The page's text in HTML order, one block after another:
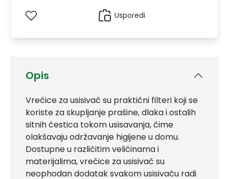
Opis
Vrećice za usisivač su praktični filteri koji se
koriste za skupljanje prašine, dlaka i ostalih
sitnih čestica tokom usisavanja, čime
olakšavaju održavanje higijene u domu.
Dostupne u različitim veličinama i
materijalima, vrećice za usisivač su
neophodan dodatak svakom usisivaču radi
Usporedi